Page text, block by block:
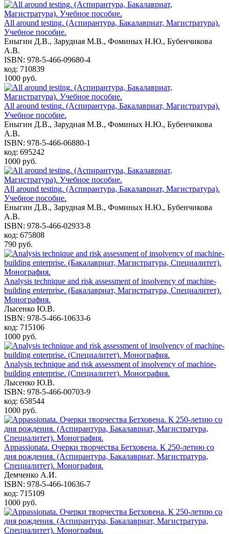
All around testing. (Аспирантура, Бакалавриат, Магистратура).
Учебное пособие.
Еныгин Д.В., Зарудная М.В., Фоминых Н.Ю., Бубенчикова
А.В.
ISBN: 978-5-466-09680-4
код: 710839
1000 руб.
All around testing. (Аспирантура, Бакалавриат, Магистратура).
Учебное пособие.
Еныгин Д.В., Зарудная М.В., Фоминых Н.Ю., Бубенчикова
А.В.
ISBN: 978-5-466-06880-1
код: 695242
1000 руб.
All around testing. (Аспирантура, Бакалавриат, Магистратура).
Учебное пособие.
Еныгин Д.В., Зарудная М.В., Фоминых Н.Ю., Бубенчикова
А.В.
ISBN: 978-5-466-02933-8
код: 675808
790 руб.
Analysis technique and risk assessment of insolvency of machine-
building enterprise. (Бакалавриат, Магистратура, Специалитет).
Монография.
Лысенко Ю.В.
ISBN: 978-5-466-10633-6
код: 715106
1000 руб.
Analysis technique and risk assessment of insolvency of machine-
building enterprise. (Специалитет). Монография.
Лысенко Ю.В.
ISBN: 978-5-466-00703-9
код: 658544
1000 руб.
Appassionata. Очерки творчества Бетховена. К 250-летию со
дня рождения. (Аспирантура, Бакалавриат, Магистратура,
Специалитет). Монография.
Демченко А.И.
ISBN: 978-5-466-10636-7
код: 715109
1000 руб.